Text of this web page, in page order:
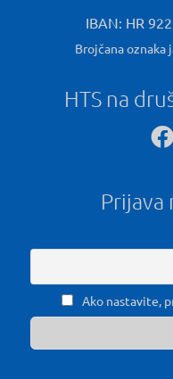
IBAN: HR
Brojčana
HTS na
Ako nastavite,